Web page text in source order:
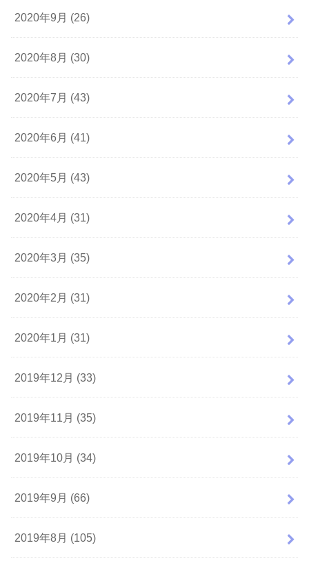
2020年9月 (26)
2020年8月 (30)
2020年7月 (43)
2020年6月 (41)
2020年5月 (43)
2020年4月 (31)
2020年3月 (35)
2020年2月 (31)
2020年1月 (31)
2019年12月 (33)
2019年11月 (35)
2019年10月 (34)
2019年9月 (66)
2019年8月 (105)